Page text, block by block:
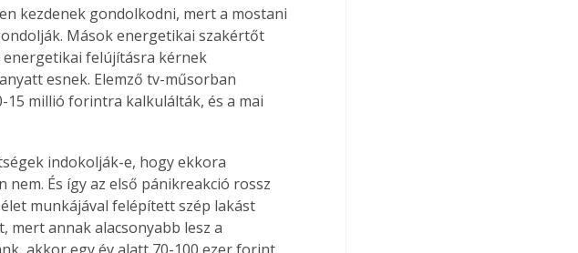
kezdenek gondolkodni, mert a mostani
Mások energetikai szakértőt
energetikai felújításra kérnek
esnek. Elemző tv-műsorban
millió forintra kalkulálták, és a mai
indokolják-e, hogy ekkora
És így az első pánikreakció rossz
munkájával felépített szép lakást
mert annak alacsonyabb lesz a